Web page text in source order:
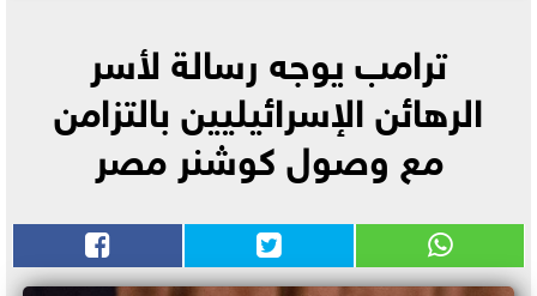
ترامب يوجه رسالة لأسر
الرهائن الإسرائيليين بالتزامن
مع وصول كوشنر مصر